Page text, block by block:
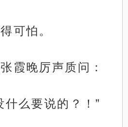
可怕。
霞晚厉声质问：
什么要说的？！”